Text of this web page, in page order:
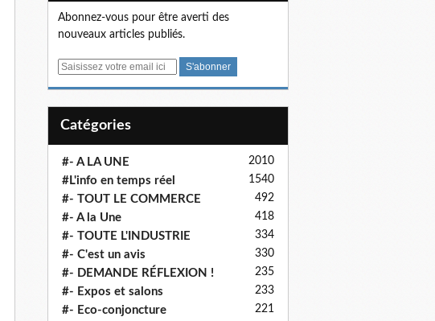
Abonnez-vous pour être averti des
nouveaux articles publiés.
E
Catégories
#- A LA UNE 2010
#L'info en temps réel 1540
#- TOUT LE COMMERCE 492
#- A la Une 418
#- TOUTE L'INDUSTRIE 334
#- C'est un avis 330
#- DEMANDE RÉFLEXION ! 235
#- Expos et salons 233
#- Eco-conjoncture 221